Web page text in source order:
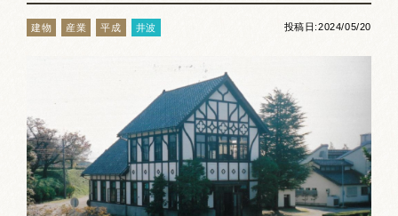
文化遺産
写真館
郷土資料
建物 産業 平成 井波 投稿日:2024/05/20